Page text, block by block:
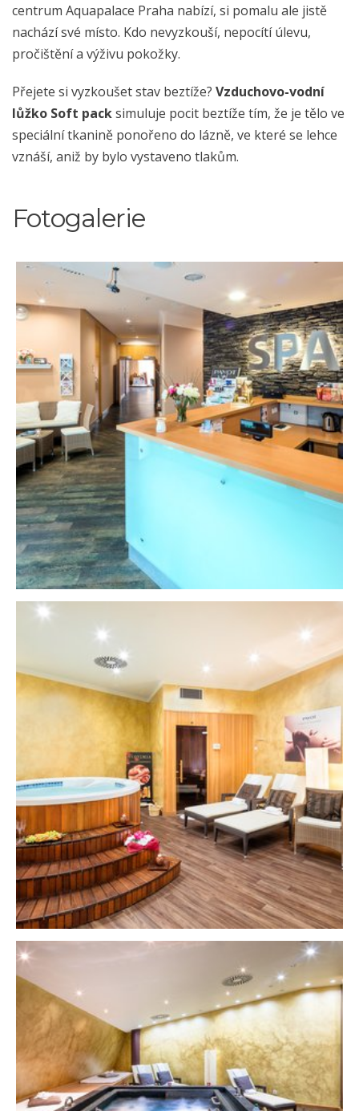
centrum Aquapalace Praha nabízí, si pomalu ale jistě
nachází své místo. Kdo nevyzkouší, nepocítí úlevu,
pročištění a výživu pokožky.
Přejete si vyzkoušet stav beztíže? Vzduchovo-vodní
lůžko Soft packsimuluje pocit beztíže tím, že je tělo ve
speciální tkanině ponořeno do lázně, ve které se lehce
vznáší, aniž by bylo vystaveno tlakům.
Fotogalerie